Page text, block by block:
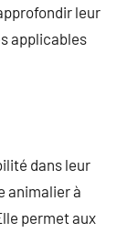
leur
applicables
dans leur
animalier à
permet aux